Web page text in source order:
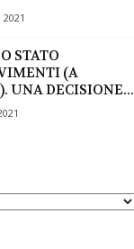
STATO
(A
UNA DECISIONE...